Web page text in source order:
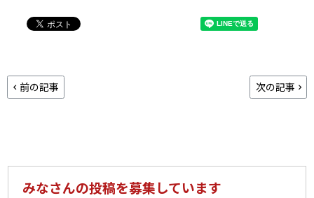
前の記事 次の記事
みなさんの投稿を募集しています